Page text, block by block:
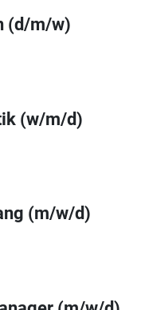
(d/m/w)
(w/m/d)
(m/w/d)